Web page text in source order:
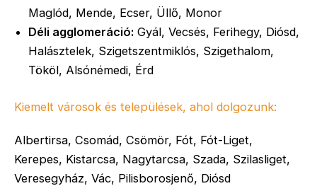
Maglód, Mende, Ecser, Üllő, Monor
Déli agglomeráció: Gyál, Vecsés, Ferihegy, Diósd,
Halásztelek, Szigetszentmiklós, Szigethalom,
Tököl, Alsónémedi, Érd
Kiemelt városok és települések, ahol dolgozunk:
Albertirsa, Csomád, Csömör, Fót, Fót-Liget,
Kerepes, Kistarcsa, Nagytarcsa, Szada, Szilasliget,
Veresegyház, Vác, Pilisborosjenő, Diósd